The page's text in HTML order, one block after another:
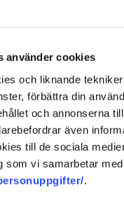
använder cookies
och liknande
förbättra din
och annonserna
även
till de sociala
som vi samarbetar
.
har klättrat upp på
Aktivisterna
maskiner –
avvisa dem:
på helt ny nivå”
Näringsliv